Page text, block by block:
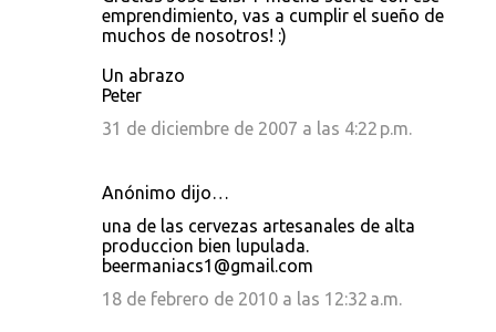
emprendimiento, vas a cumplir el sueño de
muchos de nosotros! :)
Un abrazo
Peter
31 de diciembre de 2007 a las 4:22 p.m.
Anónimo dijo…
una de las cervezas artesanales de alta
produccion bien lupulada.
beermaniacs1@gmail.com
18 de febrero de 2010 a las 12:32 a.m.